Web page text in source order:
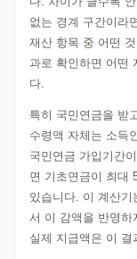
없는 경계 구간이라
재산 항목 중 어떤
과로 확인하면 어떤
다.
특히 국민연금을 받
수령액 자체는 소득
국민연금 가입기간
면 기초연금이 최대
있습니다. 이 계산기
서 이 감액을 반영하
실제 지급액은 이